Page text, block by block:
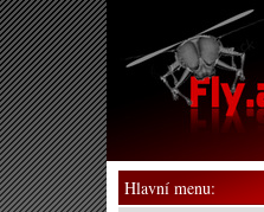
Hlavní menu: